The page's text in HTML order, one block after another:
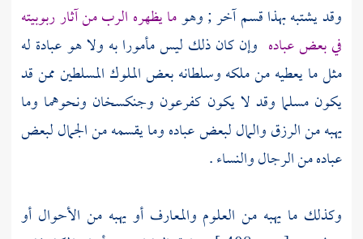
وقد يشتبه بهذا قسم آخر ; وهوما يظهره الرب من آثار ربوبيته
في بعض عباده وإن كان ذلك ليس مأمورا به ولا هو عبادة له
مثل ما يعطيه من ملكه وسلطانه بعض الملوك المسلطين ممن قد
يكون مسلما وقد لا يكون كفرعون وجنكسخان ونحوهما وما
يهبه من الرزق والمال لبعض عباده وما يقسمه من الجمال لبعض
عباده من الرجال والنساء .
وكذلك ما يهبه من العلوم والمعارف أو يهبه من الأحوال أو